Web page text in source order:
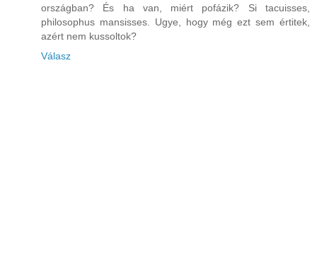
országban? És ha van, miért pofázik? Si tacuisses,
philosophus mansisses. Ugye, hogy még ezt sem értitek,
azért nem kussoltok?
Válasz